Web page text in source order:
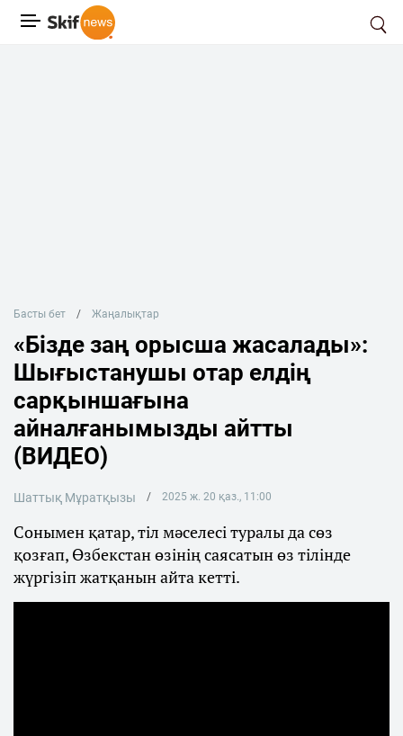
Басты бет Жаңалықтар
«Бізде заң орысша жасалады»:
Шығыстанушы отар елдің
сарқыншағына
айналғанымызды айтты
(ВИДЕО)
Шаттық Мұратқызы 2025 ж. 20 қаз., 11:00
Сонымен қатар, тіл мәселесі туралы да сөз
қозғап, Өзбекстан өзінің саясатын өз тілінде
жүргізіп жатқанын айта кетті.